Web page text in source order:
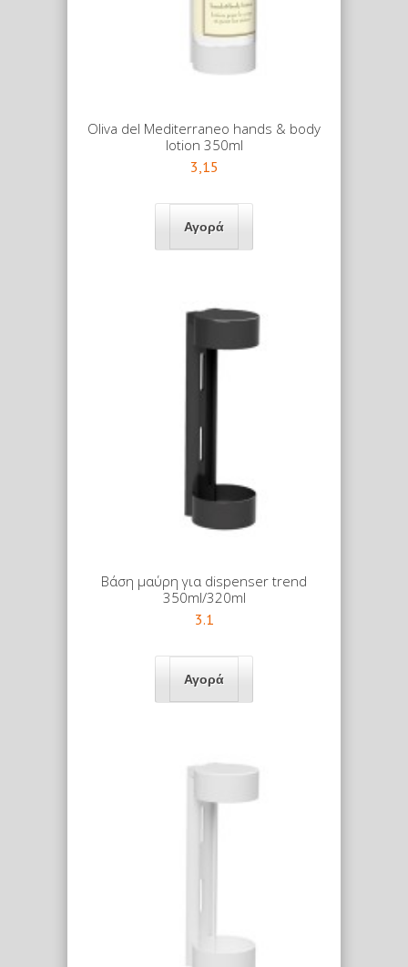
Oliva del Mediterraneo hands & body
lotion 350ml
3,15
Βάση μαύρη για dispenser trend
350ml/320ml
3.1